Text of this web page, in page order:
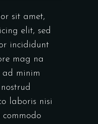
sit amet,
elit, sed
incididunt
mag na
minim
laboris nisi